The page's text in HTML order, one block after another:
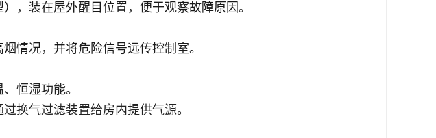
，装在屋外醒目位置，便于观察故障原因。
情况，并将危险信号远传控制室。
、恒湿功能。
换气过滤装置给房内提供气源。